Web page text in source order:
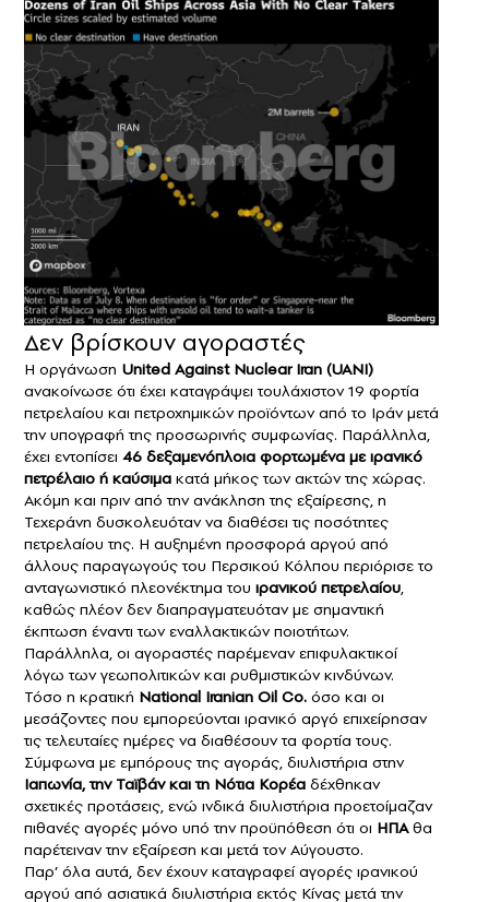
Δεν βρίσκουν αγοραστές
Η οργάνωση United Against Nuclear Iran (UANI)
ανακοίνωσε ότι έχει καταγράψει τουλάχιστον 19 φορτία
πετρελαίου και πετροχημικών προϊόντων από το Ιράν μετά
την υπογραφή της προσωρινής συμφωνίας. Παράλληλα,
έχει εντοπίσει 46 δεξαμενόπλοια φορτωμένα με ιρανικό
πετρέλαιο ή καύσιμα κατά μήκος των ακτών της χώρας.
Ακόμη και πριν από την ανάκληση της εξαίρεσης, η
Τεχεράνη δυσκολευόταν να διαθέσει τις ποσότητες
πετρελαίου της. Η αυξημένη προσφορά αργού από
άλλους παραγωγούς του Περσικού Κόλπου περιόρισε το
ανταγωνιστικό πλεονέκτημα του ιρανικού πετρελαίου,
καθώς πλέον δεν διαπραγματευόταν με σημαντική
έκπτωση έναντι των εναλλακτικών ποιοτήτων.
Παράλληλα, οι αγοραστές παρέμεναν επιφυλακτικοί
λόγω των γεωπολιτικών και ρυθμιστικών κινδύνων.
Τόσο η κρατική National Iranian Oil Co. όσο και οι
μεσάζοντες που εμπορεύονται ιρανικό αργό επιχείρησαν
τις τελευταίες ημέρες να διαθέσουν τα φορτία τους.
Σύμφωνα με εμπόρους της αγοράς, διυλιστήρια στην
Ιαπωνία, την Ταϊβάν και τη Νότια Κορέα δέχθηκαν
σχετικές προτάσεις, ενώ ινδικά διυλιστήρια προετοίμαζαν
πιθανές αγορές μόνο υπό την προϋπόθεση ότι οι ΗΠΑθα
παρέτειναν την εξαίρεση και μετά τον Αύγουστο.
Παρ’ όλα αυτά, δεν έχουν καταγραφεί αγορές ιρανικού
αργού από ασιατικά διυλιστήρια εκτός Κίνας μετά την